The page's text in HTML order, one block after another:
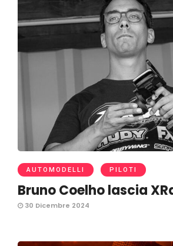
AUTOMODELLI PILOTI
Bruno Coelho lascia
30 Dicembre 2024